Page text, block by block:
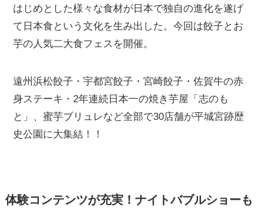
はじめとした様々な食材が日本で独自の進化を遂げ
て日本食という文化を生み出した。今回は餃子とお
芋の人気二大食フェスを開催。
遠州浜松餃子・宇都宮餃子・宮崎餃子・佐賀牛の赤
身ステーキ・2年連続日本一の焼き芋屋「志のも
と」、蜜芋ブリュレなど全部で30店舗が平城宮跡歴
史公園に大集結！！
体験コンテンツが充実！ナイトバブルショーも